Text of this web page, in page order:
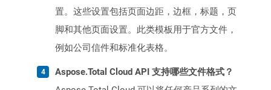
置。这些设置包括页面边距，边框，标题，页
脚和其他页面设置。此类模板用于官方文件，
例如公司信件和标准化表格。
Aspose.Total Cloud API 支持哪些文件格式？